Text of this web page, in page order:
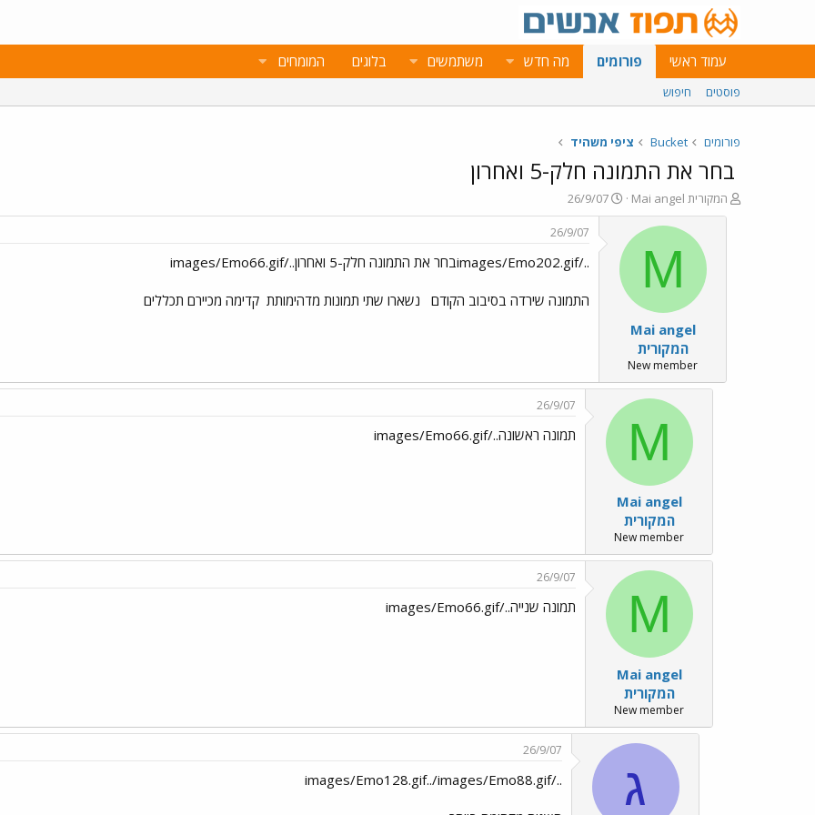
עמוד ראשי פורומים מה חדש משתמשים בלוגים המומחים
פוסטים חיפוש
פורומים Bucket ציפי משהיד
בחר את התמונה חלק-5 ואחרון
פ
ו
Mai angel המקורית
פ
ו
ס
26/9/07
M
Mai angel
המקורית
New member
26/9/07
../images/Emo202.gifבחר את התמונה חלק-5 ואחרון../images/Emo66.gif
התמונה שירדה בסיבוב הקודם נשארו שתי תמונות מדהימותת קדימה מכיירם תכללים
M
Mai angel
המקורית
New member
26/9/07
תמונה ראשונה../images/Emo66.gif
M
Mai angel
המקורית
New member
26/9/07
תמונה שנייה../images/Emo66.gif
ג
26/9/07
../images/Emo128.gif../images/Emo88.gif